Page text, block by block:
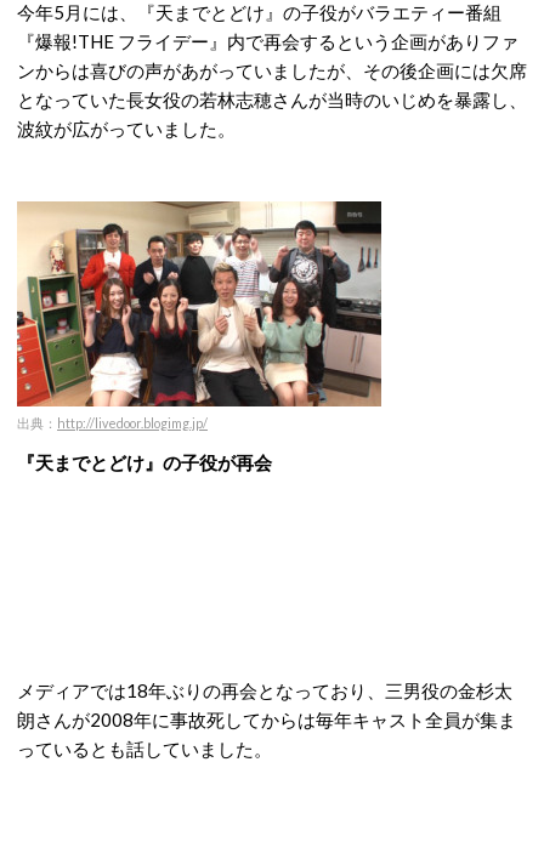
今年5月には、『天までとどけ』の子役がバラエティー番組
『爆報!THE フライデー』内で再会するという企画がありファ
ンからは喜びの声があがっていましたが、その後企画には欠席
となっていた長女役の若林志穂さんが当時のいじめを暴露し、
波紋が広がっていました。
出典： http://livedoor.blogimg.jp/
『天までとどけ』の子役が再会
メディアでは18年ぶりの再会となっており、三男役の金杉太
朗さんが2008年に事故死してからは毎年キャスト全員が集ま
っているとも話していました。